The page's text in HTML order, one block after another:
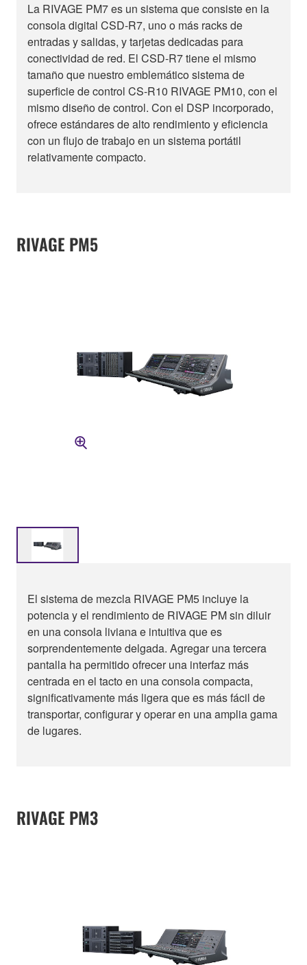
La RIVAGE PM7 es un sistema que consiste en la
consola digital CSD-R7, uno o más racks de
entradas y salidas, y tarjetas dedicadas para
conectividad de red. El CSD-R7 tiene el mismo
tamaño que nuestro emblemático sistema de
superficie de control CS-R10 RIVAGE PM10, con el
mismo diseño de control. Con el DSP incorporado,
ofrece estándares de alto rendimiento y eficiencia
con un flujo de trabajo en un sistema portátil
relativamente compacto.
RIVAGE PM5
El sistema de mezcla RIVAGE PM5 incluye la
potencia y el rendimiento de RIVAGE PM sin diluir
en una consola liviana e intuitiva que es
sorprendentemente delgada. Agregar una tercera
pantalla ha permitido ofrecer una interfaz más
centrada en el tacto en una consola compacta,
significativamente más ligera que es más fácil de
transportar, configurar y operar en una amplia gama
de lugares.
RIVAGE PM3